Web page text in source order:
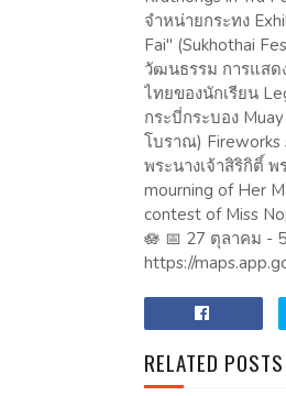
จำหน่ายกระทง
Fai" (Sukhothai
วัฒนธรรม การแสด
ไทยของนักเรียน
กระบี่กระบอง
โบราณ) Fireworks
พระนางเจ้าสิริกิติ์
mourning of Her
contest of Miss
🪷 📅 27 ตุลาคม -
https://
RELATED POSTS